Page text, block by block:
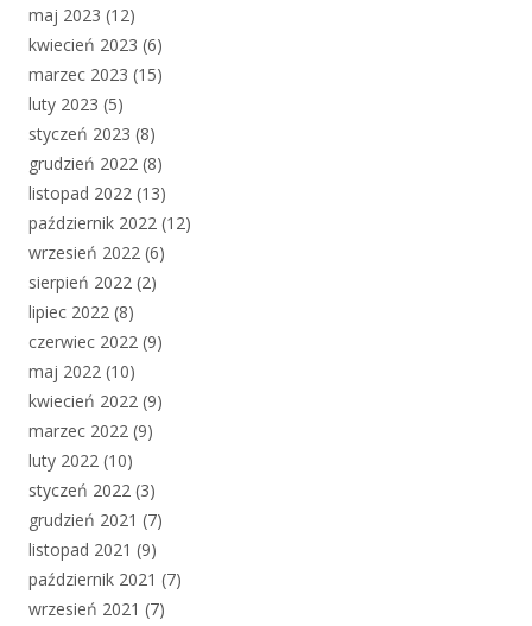
maj 2023 (12)
kwiecień 2023 (6)
marzec 2023 (15)
luty 2023 (5)
styczeń 2023 (8)
grudzień 2022 (8)
listopad 2022 (13)
październik 2022 (12)
wrzesień 2022 (6)
sierpień 2022 (2)
lipiec 2022 (8)
czerwiec 2022 (9)
maj 2022 (10)
kwiecień 2022 (9)
marzec 2022 (9)
luty 2022 (10)
styczeń 2022 (3)
grudzień 2021 (7)
listopad 2021 (9)
październik 2021 (7)
wrzesień 2021 (7)